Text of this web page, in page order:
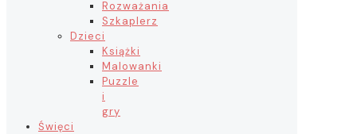
Rozważania
Szkaplerz
Dzieci
Książki
Malowanki
Puzzle
i
gry
Święci